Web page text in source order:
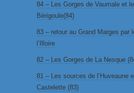
84 – Les Gorges de Vaumale et
Bérigoule(84)
83 – retour au Grand Marges par
l’Illoire
82 – Les Gorges de La Nesque
81 – Les sources de l’Huveaune
Castelette (83)